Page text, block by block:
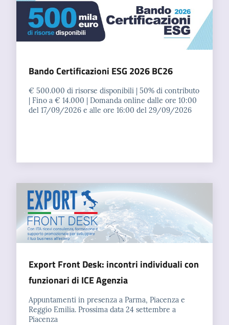
Bando Certificazioni ESG 2026 BC26
€ 500.000 di risorse disponibili | 50% di contributo
| Fino a € 14.000 | Domanda online dalle ore 10:00
del 17/09/2026 e alle ore 16:00 del 29/09/2026
Export Front Desk: incontri individuali con
funzionari di ICE Agenzia
Appuntamenti in presenza a Parma, Piacenza e
Reggio Emilia. Prossima data 24 settembre a
Piacenza